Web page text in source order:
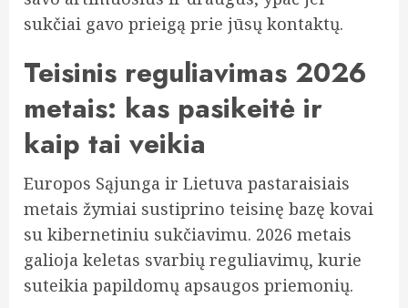
sukčiai gavo prieigą prie jūsų kontaktų.
Teisinis reguliavimas 2026
metais: kas pasikeitė ir
kaip tai veikia
Europos Sąjunga ir Lietuva pastaraisiais
metais žymiai sustiprino teisinę bazę kovai
su kibernetiniu sukčiavimu. 2026 metais
galioja keletas svarbių reguliavimų, kurie
suteikia papildomų apsaugos priemonių.